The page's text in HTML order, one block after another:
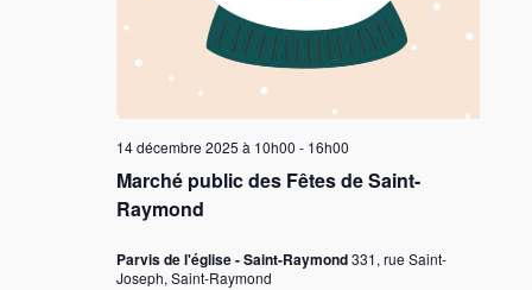
Marché public des Fêtes de Saint-
Raymond
14 décembre 2025 à 10h00 - 16h00
Parvis de l'église - Saint-Raymond331, rue Saint-
Joseph, Saint-Raymond